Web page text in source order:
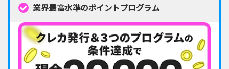
業界最高水準のポイントプログラム